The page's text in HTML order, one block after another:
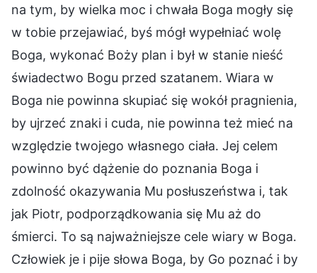
na tym, by wielka moc i chwała Boga mogły się
w tobie przejawiać, byś mógł wypełniać wolę
Boga, wykonać Boży plan i był w stanie nieść
świadectwo Bogu przed szatanem. Wiara w
Boga nie powinna skupiać się wokół pragnienia,
by ujrzeć znaki i cuda, nie powinna też mieć na
względzie twojego własnego ciała. Jej celem
powinno być dążenie do poznania Boga i
zdolność okazywania Mu posłuszeństwa i, tak
jak Piotr, podporządkowania się Mu aż do
śmierci. To są najważniejsze cele wiary w Boga.
Człowiek je i pije słowa Boga, by Go poznać i by